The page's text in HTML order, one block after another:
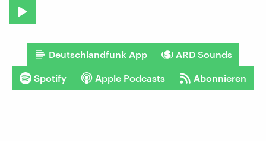
Deutschlandfunk App ARD Sounds
Spotify Apple Podcasts Abonnieren